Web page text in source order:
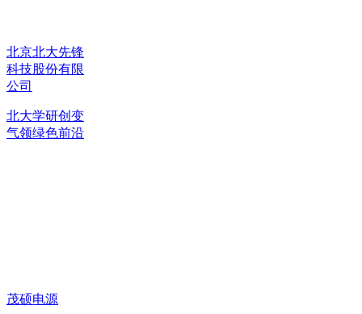
北京北大先锋
科技股份有限
公司
北大学研创变
气领绿色前沿
茂硕电源